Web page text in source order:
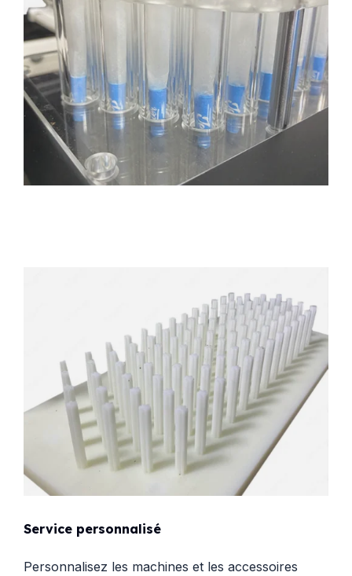
Service personnalisé
Personnalisez les machines et les accessoires